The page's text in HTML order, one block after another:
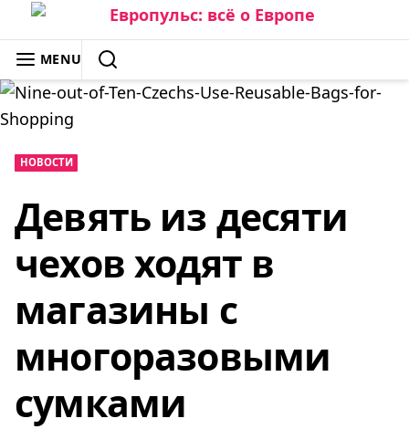
Skip
to
content
ЕВРОПУЛЬС: ВСЁ О ЕВРОПЕ
MENU
SEARCH
НОВОСТИ
Девять из десяти
чехов ходят в
магазины с
многоразовыми
сумками